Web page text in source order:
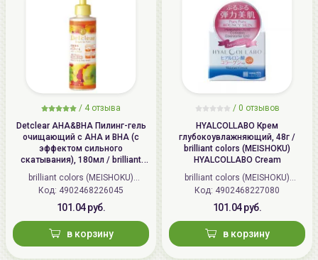
/ 4 отзыва
Detclear AHA&BHA Пилинг-гель
очищающий с AHA и BHA (с
эффектом сильного
скатывания), 180мл / brilliant
colors (MEISHOKU) Detclear
Bright&Peel AHA&BHA Fruits
Peeling Jelly
brilliant colors (MEISHOKU)
(Япония)
Код: 4902468226045
101.04 руб.
в корзину
/ 0 отзывов
HYALCOLLABO Крем
глубокоувлажняющий, 48г /
brilliant colors (MEISHOKU)
HYALCOLLABO Cream
brilliant colors (MEISHOKU)
(Япония)
Код: 4902468227080
101.04 руб.
в корзину